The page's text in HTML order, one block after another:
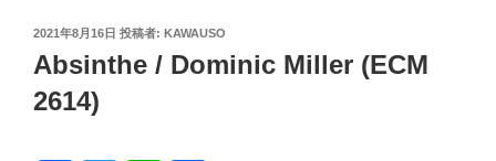
投
日:
2021年8月16日 投稿者: KAWAUSO
Absinthe / Dominic Miller (ECM
2614)